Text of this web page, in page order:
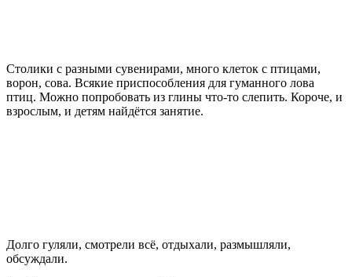
Столики с разными сувенирами, много клеток с птицами,
ворон, сова. Всякие приспособления для гуманного лова
птиц. Можно попробовать из глины что-то слепить. Короче, и
взрослым, и детям найдётся занятие.
Долго гуляли, смотрели всё, отдыхали, размышляли,
обсуждали.